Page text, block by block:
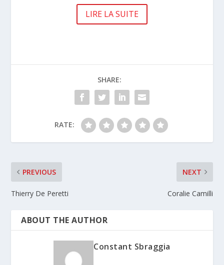
LIRE LA SUITE
SHARE:
RATE:
PREVIOUS
Thierry De Peretti
NEXT
Coralie Camilli
ABOUT THE AUTHOR
Constant Sbraggia